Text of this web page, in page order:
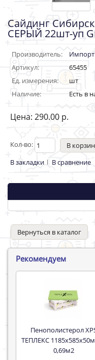
Сайдинг
СЕРЫЙ 22шт-уп
Производитель:
Импорт
Артикул:
65455
Ед. измерения:
шт
Наличие:
Есть в
Цена: 290.00 р.
Кол-во:
В закладки
В сравнение
Вернуться в каталог
Рекомендуем
Пенополистерол XPS
ТЕПЛЕКС
0,69м2